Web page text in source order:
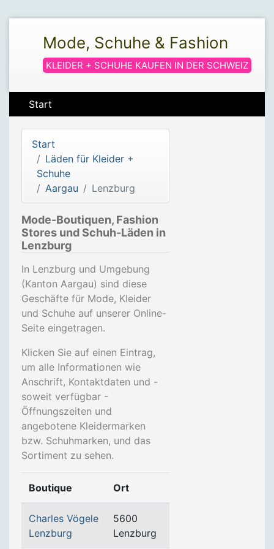
Mode, Schuhe & Fashion
KLEIDER + SCHUHE KAUFEN IN DER SCHWEIZ
Start
Start
Läden für Kleider +
Schuhe
Aargau
Lenzburg
Mode-Boutiquen, Fashion
Stores und Schuh-Läden in
Lenzburg
In Lenzburg und Umgebung
(Kanton Aargau) sind diese
Geschäfte für Mode, Kleider
und Schuhe auf unserer Online-
Seite eingetragen.
Klicken Sie auf einen Eintrag,
um alle Informationen wie
Anschrift, Kontaktdaten und -
soweit verfügbar -
Öffnungszeiten und
angebotene Kleidermarken
bzw. Schuhmarken, und das
Sortiment zu sehen.
Boutique Ort
Charles Vögele
Lenzburg
5600
Lenzburg